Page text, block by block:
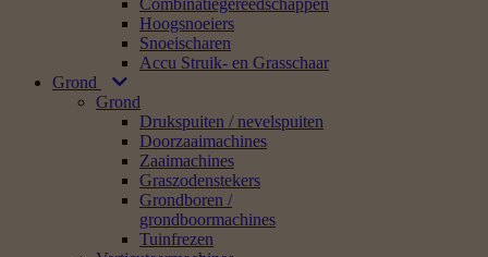
Combinatiegereedschappen
Hoogsnoeiers
Snoeischaren
Accu Struik- en Grasschaar
Grond
Grond
Drukspuiten / nevelspuiten
Doorzaaimachines
Zaaimachines
Graszodenstekers
Grondboren /
grondboormachines
Tuinfrezen